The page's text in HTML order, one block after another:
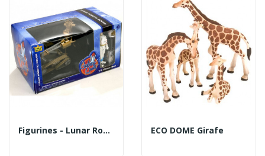
Figurines - Lunar Robotic Rover ECO DOME Girafe